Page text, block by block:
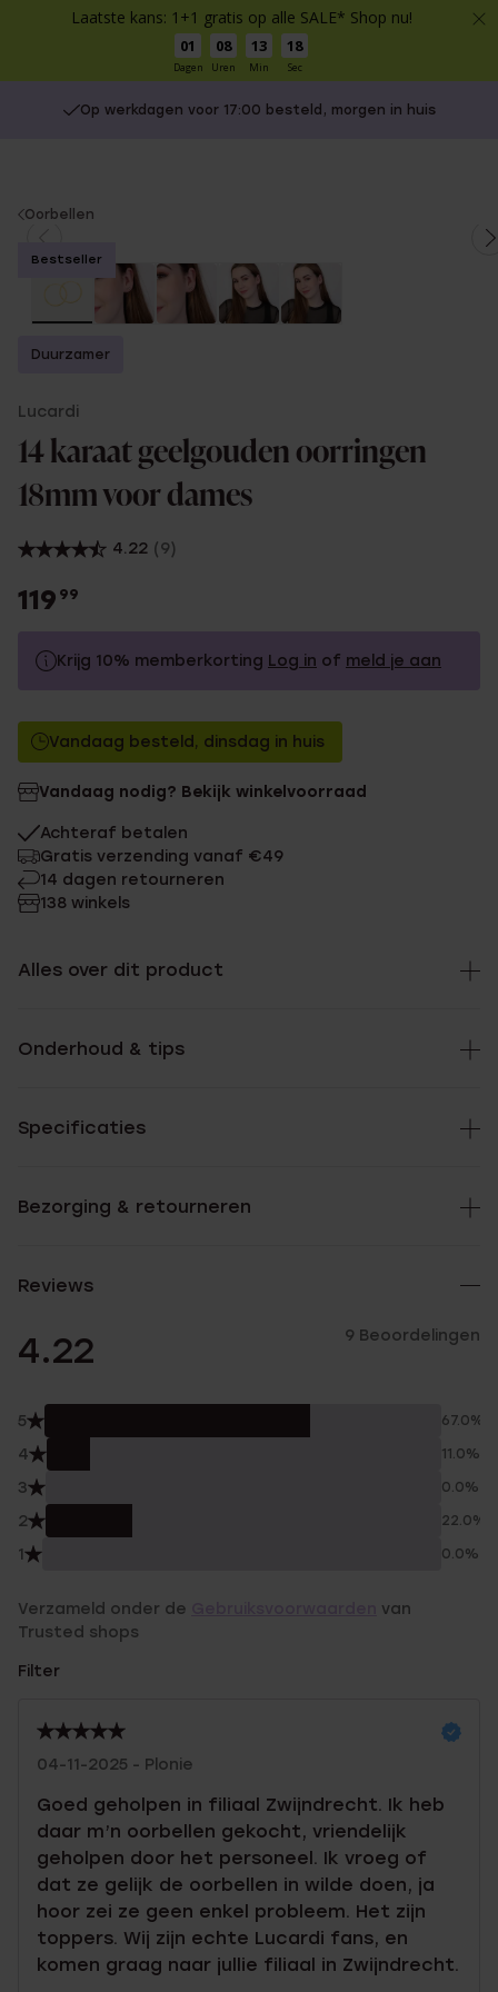
Laatste kans: 1+1 gratis op alle SALE* Shop nu!
01
Dagen
08
Uren
13
Min
17
Sec
Op werkdagen voor 17:00 besteld, morgen in huis
You
here:
Oorbellen
Bestseller
Duurzamer
Lucardi
14 karaat geelgouden oorringen
18mm voor dames
4.22 (9)
119 99
Krijg 10% memberkorting Log in of meld je aan
Zonder memberkorting
Met memberkorting
Vandaag besteld, dinsdag in huis
Vandaag nodig? Bekijk winkelvoorraad
Achteraf betalen
Gratis verzending vanaf €49
14 dagen retourneren
138 winkels
Alles over dit product
Onderhoud & tips
Specificaties
Bezorging & retourneren
Reviews
4.22 9 Beoordelingen
5 67.0%
4 11.0%
3 0.0%
2 22.0%
1 0.0%
Verzameld onder de
van
Trusted shops
Filter
04-11-2025 - Plonie
Goed geholpen in filiaal Zwijndrecht. Ik heb
daar m’n oorbellen gekocht, vriendelijk
geholpen door het personeel. Ik vroeg of
dat ze gelijk de oorbellen in wilde doen, ja
hoor zei ze geen enkel probleem. Het zijn
toppers. Wij zijn echte Lucardi fans, en
komen graag naar jullie filiaal in Zwijndrecht.